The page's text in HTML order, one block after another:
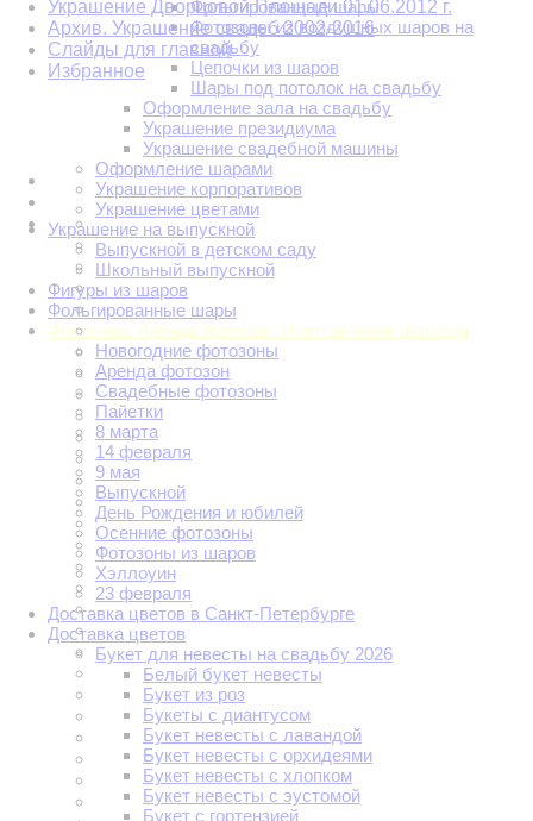
Фольгированные шары
Фотозоны из воздушных шаров на
свадьбу
Цепочки из шаров
Шары под потолок на свадьбу
Оформление зала на свадьбу
Украшение президиума
Украшение свадебной машины
Оформление шарами
Украшение корпоративов
Украшение цветами
Украшение на выпускной
Выпускной в детском саду
Школьный выпускной
Фигуры из шаров
Фольгированные шары
Фотозоны. Аренда фотозон. Изготовление фотозон
Новогодние фотозоны
Аренда фотозон
Свадебные фотозоны
Пайетки
8 марта
14 февраля
9 мая
Выпускной
День Рождения и юбилей
Осенние фотозоны
Фотозоны из шаров
Хэллоуин
23 февраля
Доставка цветов в Санкт-Петербурге
Доставка цветов
Букет для невесты на свадьбу 2026
Белый букет невесты
Букет из роз
Букеты с диантусом
Букет невесты с лавандой
Букет невесты с орхидеями
Букет невесты с хлопком
Букет невесты с эустомой
Букет с гортензией
Украшение Дворцовой Площади 01.06.2012 г.
Архив. Украшение свадеб 2002-2016
Слайды для главной
Избранное